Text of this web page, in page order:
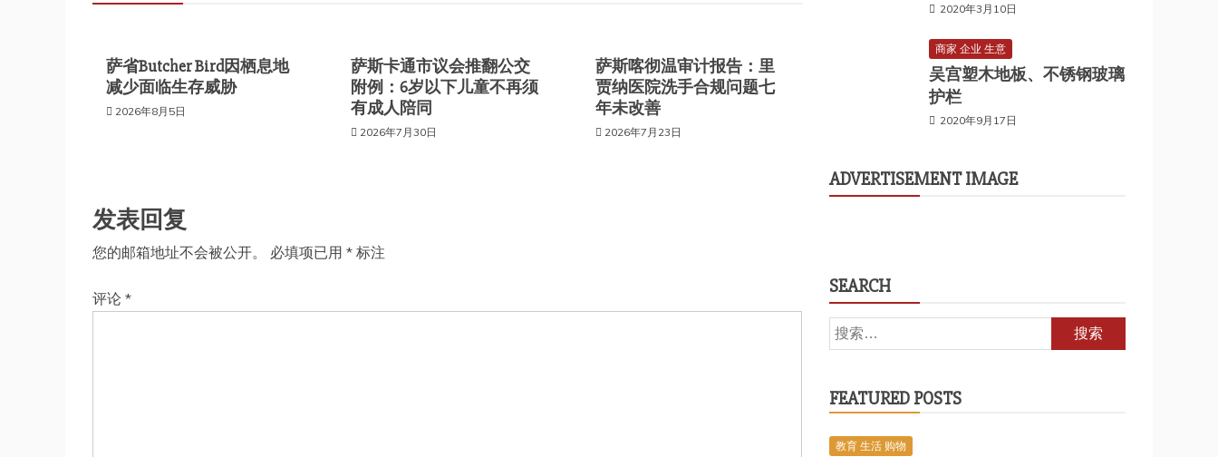
萨省Butcher Bird因栖息地
减少面临生存威胁
2026年8月5日
萨斯卡通市议会推翻公交
附例：6岁以下儿童不再须
有成人陪同
2026年7月30日
萨斯喀彻温审计报告：里
贾纳医院洗手合规问题七
年未改善
2026年7月23日
发表回复
您的邮箱地址不会被公开。 必填项已用 * 标注
评论 *
2020年3月10日
商家 企业 生意
吴宫塑木地板、不锈钢玻璃
护栏
2020年9月17日
ADVERTISEMENT IMAGE
SEARCH
搜
索：
FEATURED POSTS
教育 生活 购物